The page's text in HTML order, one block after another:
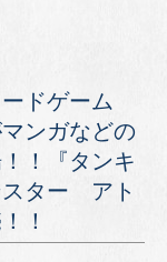
ドゲーム
ンガなどの
！『タンキ
ター アト
！